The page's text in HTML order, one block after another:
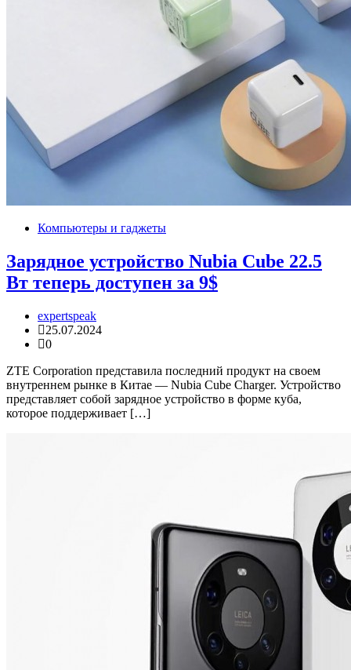
Компьютеры и гаджеты
Зарядное устройство Nubia Cube 22.5
Вт теперь доступен за 9$
expertspeak
25.07.2024
0
ZTE Corporation представила последний продукт на своем
внутреннем рынке в Китае — Nubia Cube Charger. Устройство
представляет собой зарядное устройство в форме куба,
которое поддерживает […]